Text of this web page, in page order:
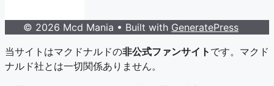
© 2026 Mcd Mania • Built with GeneratePress
当サイトはマクドナルドの非公式ファンサイト です。マクド
ナルド社とは一切関係ありません。